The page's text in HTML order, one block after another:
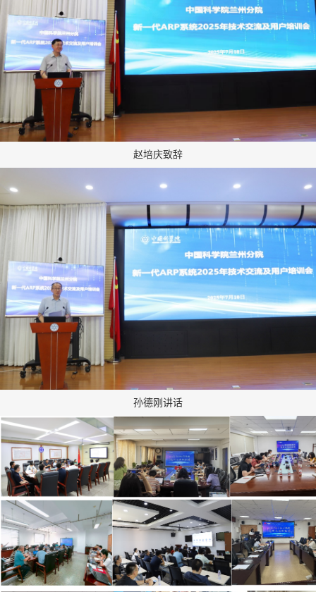
赵培庆致辞
孙德刚讲话